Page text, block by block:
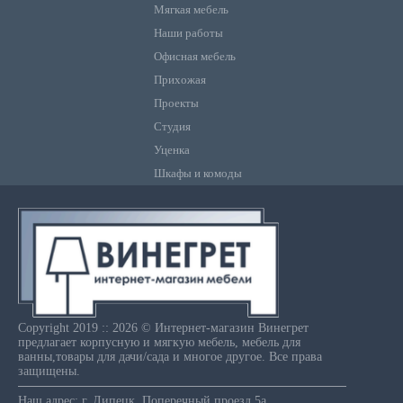
Мягкая мебель
Наши работы
Офисная мебель
Прихожая
Проекты
Студия
Уценка
Шкафы и комоды
Copyright 2019 :: 2026 © Интернет-магазин Винегрет
предлагает корпусную и мягкую мебель, мебель для
ванны,товары для дачи/сада и многое другое. Все права
защищены.